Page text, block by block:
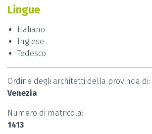
Lingue
Italiano
Inglese
Tedesco
Ordine degli architetti della provincia di:
Venezia
Numero di matricola:
1413